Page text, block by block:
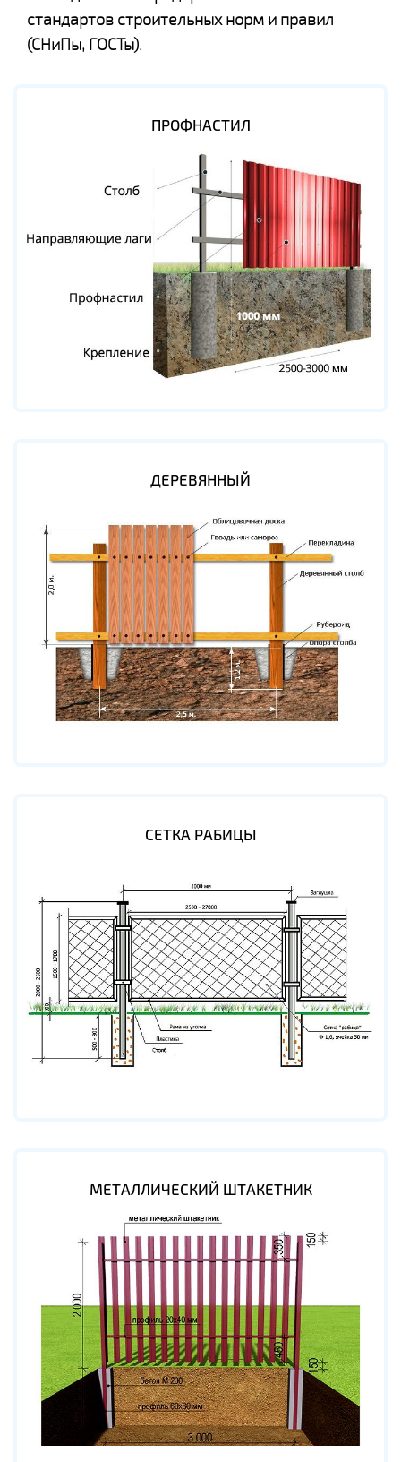
стандартов строительных норм и правил
(СНиПы, ГОСТы).
ПРОФНАСТИЛ
ДЕРЕВЯННЫЙ
СЕТКА РАБИЦЫ
МЕТАЛЛИЧЕСКИЙ ШТАКЕТНИК